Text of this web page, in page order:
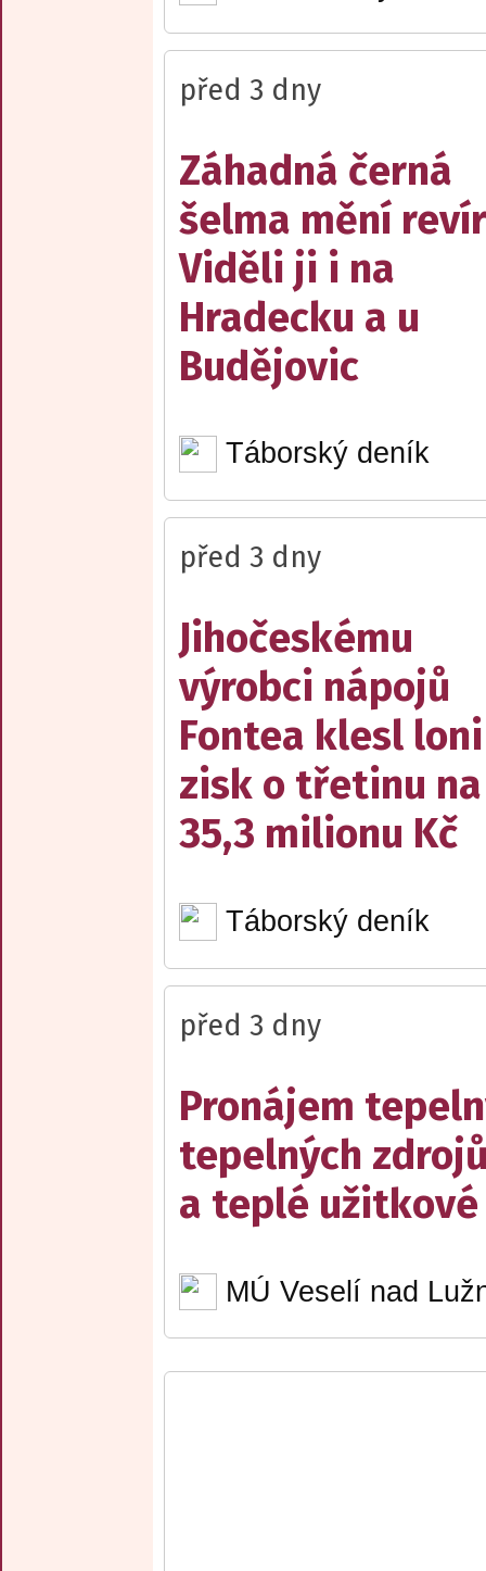
před 3 dny
Záhadná černá
šelma mění
Viděli ji i na
Hradecku a u
Budějovic
Táborský deník
před 3 dny
Jihočeskému
výrobci nápojů
Fontea klesl loni
zisk o třetinu na
35,3 milionu Kč
Táborský deník
před 3 dny
Pronájem
tepelných
a teplé užitkové
MÚ Veselí nad